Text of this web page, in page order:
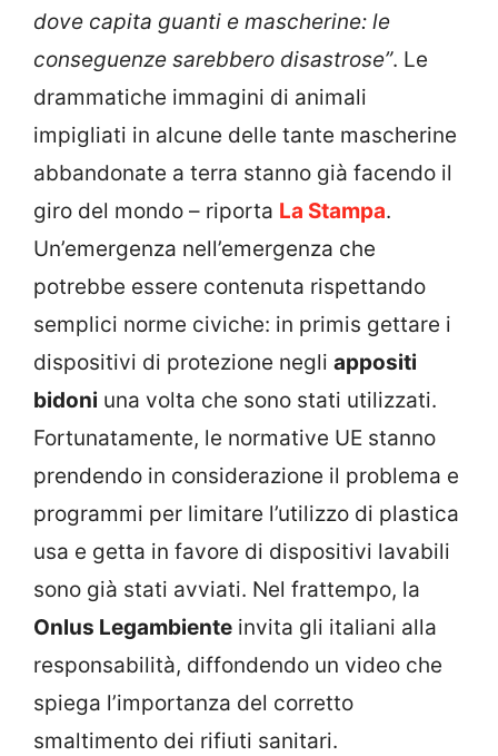
dove capita guanti e mascherine: le
conseguenze sarebbero disastrose”. Le
drammatiche immagini di animali
impigliati in alcune delle tante mascherine
abbandonate a terra stanno già facendo il
giro del mondo – riporta La Stampa.
Un’emergenza nell’emergenza che
potrebbe essere contenuta rispettando
semplici norme civiche: in primis gettare i
dispositivi di protezione negli appositi
bidoni una volta che sono stati utilizzati.
Fortunatamente, le normative UE stanno
prendendo in considerazione il problema e
programmi per limitare l’utilizzo di plastica
usa e getta in favore di dispositivi lavabili
sono già stati avviati. Nel frattempo, la
Onlus Legambiente invita gli italiani alla
responsabilità, diffondendo un video che
spiega l’importanza del corretto
smaltimento dei rifiuti sanitari.